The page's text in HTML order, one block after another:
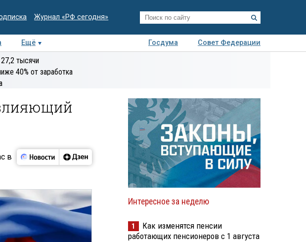
Журнал «РФ сегодня»
Ещё Госдума
Совет Федерации
экспертиза
тысячи
40% от заработка
в
Интересное за неделю
1
Как изменятся пенсии
работающих пенсионеров с 1 августа